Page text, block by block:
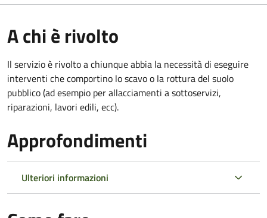
A chi è rivolto
Il servizio è rivolto a chiunque abbia la necessità di eseguire
interventi che comportino lo scavo o la rottura del suolo
pubblico (ad esempio per allacciamenti a sottoservizi,
riparazioni, lavori edili, ecc).
Approfondimenti
Ulteriori informazioni